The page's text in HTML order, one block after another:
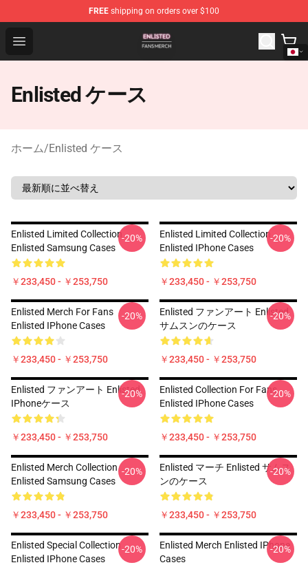
FREE shipping on orders over $100
Open menu
Enlisted Shop - Official Enlisted Merchandise Store
Enlisted ケース
ホーム/Enlisted ケース
Enlisted Limited Collection
Enlisted Samsung Cases
￥233,450 - ￥253,750
-20%
Enlisted Limited Collection
Enlisted IPhone Cases
￥233,450 - ￥253,750
-20%
Enlisted Merch For Fans
Enlisted IPhone Cases
￥233,450 - ￥253,750
-20%
Enlisted ファンアート Enlisted
サムスンのケース
￥233,450 - ￥253,750
-20%
Enlisted ファンアート Enlisted
IPhoneケース
￥233,450 - ￥253,750
-20%
Enlisted Collection For Fans
Enlisted IPhone Cases
￥233,450 - ￥253,750
-20%
Enlisted Merch Collection
Enlisted Samsung Cases
￥233,450 - ￥253,750
-20%
Enlisted マーチ Enlisted サムス
ンのケース
￥233,450 - ￥253,750
-20%
Enlisted Special Collection
Enlisted IPhone Cases
-20%
Enlisted Merch Enlisted IPhone
Cases
-20%